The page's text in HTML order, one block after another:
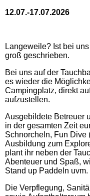
12.07.-17.07.2026
Langeweile? Ist bei
groß geschrieben.
Bei uns auf der
es wieder die
Campingplatz, direkt
aufzustellen.
Ausgebildete Betreuer
in der gesamten Zeit
Schnorcheln, Fun Dive
Ausbildung zum
plant ihr neben der
Abenteuer und Spaß,
Stand up Paddeln uvm.
Die Verpflegung,